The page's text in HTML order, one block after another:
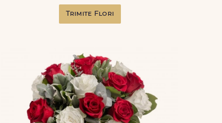
Trimite Flori